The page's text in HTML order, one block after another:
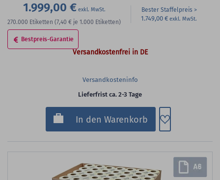
1.999,00 €
270.000 Etiketten (7,40 € je 1.000 Etiketten)
Bester Staffelpreis
1.749,00 €
Bestpreis-Garantie
Versandkostenfrei in DE
Versandkosteninfo
Lieferfrist ca. 2-3 Tage
In den Warenkorb Zum